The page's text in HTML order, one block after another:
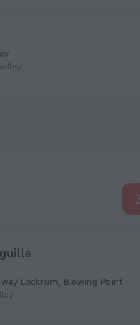
Lockrum, Blowing Point